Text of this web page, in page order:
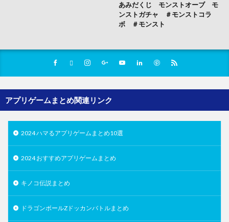
あみだくじ モンストオーブ モ
ンストガチャ ＃モンストコラ
ボ ＃モンスト
アプリゲームまとめ関連リンク
2024 ハマるアプリゲームまとめ10選
2024 おすすめアプリゲームまとめ
キノコ伝説まとめ
ドラゴンボールZドッカンバトルまとめ